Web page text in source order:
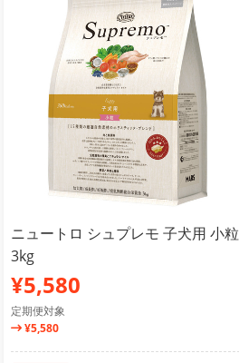
ニュートロ シュプレモ 子犬用 小粒
3kg
¥5,580
定期便対象
¥5,580